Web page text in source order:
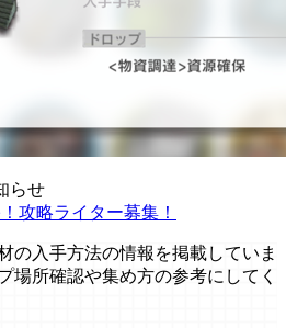
らせ
攻略ライター募集！
の入手方法の情報を掲載していま
場所確認や集め方の参考にしてく